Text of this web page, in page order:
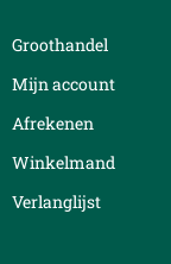
Groothandel
Mijn account
Afrekenen
Winkelmand
Verlanglijst